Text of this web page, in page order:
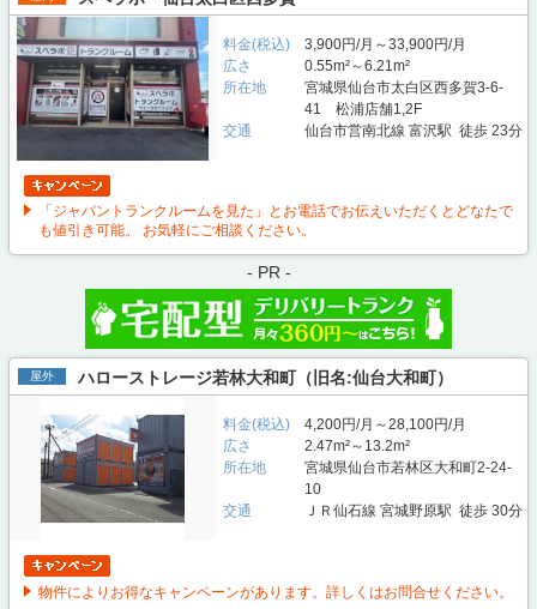
料金(税込)
3,900円/月～33,900円/月
広さ
0.55m²～6.21m²
所在地
宮城県仙台市太白区西多賀3-6-
41 松浦店舗1,2F
交通
仙台市営南北線 富沢駅 徒歩 23分
「ジャパントランクルームを見た」とお電話でお伝えいただくとどなたで
も値引き可能。 お気軽にご相談ください。
- PR -
屋外 ハローストレージ若林大和町（旧名:仙台大和町）
料金(税込)
4,200円/月～28,100円/月
広さ
2.47m²～13.2m²
所在地
宮城県仙台市若林区大和町2-24-
10
交通
ＪＲ仙石線 宮城野原駅 徒歩 30分
物件によりお得なキャンペーンがあります。詳しくはお問合せください。